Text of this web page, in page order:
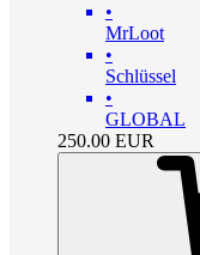
•
MrLoot
•
Schlüssel
•
GLOBAL
250.00 EUR